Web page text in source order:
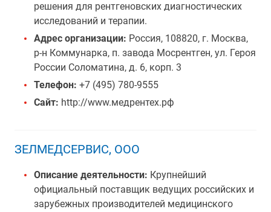
решения для рентгеновских диагностических
исследований и терапии.
Адрес организации: Россия, 108820, г. Москва,
р-н Коммунарка, п. завода Мосрентген, ул. Героя
России Соломатина, д. 6, корп. 3
Телефон: +7 (495) 780-9555
Сайт: http://www.медрентех.рф
ЗЕЛМЕДСЕРВИС, ООО
Описание деятельности: Крупнейший
официальный поставщик ведущих российских и
зарубежных производителей медицинского